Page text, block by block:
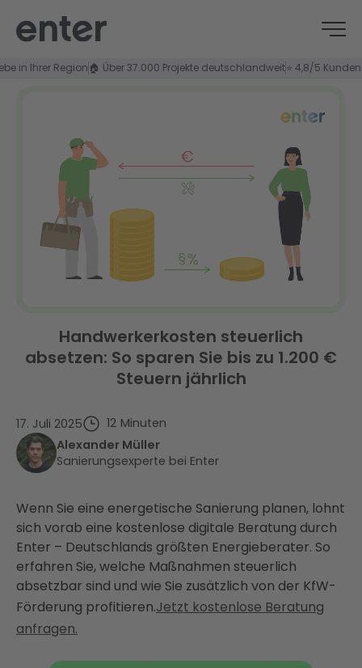
Region🏠 Über 37.000 Projekte deutschlandweit⭐ 4,8/5
Handwerkerkosten steuerlich
absetzen: So sparen Sie bis zu 1.200 €
Steuern jährlich
17. Juli 2025 12 Minuten
Alexander Müller
Sanierungsexperte bei Enter
Wenn Sie eine energetische Sanierung planen, lohnt
sich vorab eine kostenlose digitale Beratung durch
Enter – Deutschlands größten Energieberater. So
erfahren Sie, welche Maßnahmen steuerlich
absetzbar sind und wie Sie zusätzlich von der KfW-
Förderung profitieren.Jetzt kostenlose Beratung
anfragen.